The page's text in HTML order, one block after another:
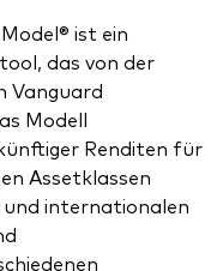
ist ein
das von der
Vanguard
Modell
Renditen für
Assetklassen
und internationalen